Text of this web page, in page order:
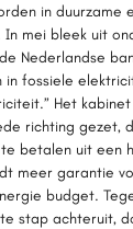
in duurzame
mei bleek uit
Nederlandse
in fossiele
Het
richting gezet,
betalen uit een
meer garantie
budget.
stap achteruit,